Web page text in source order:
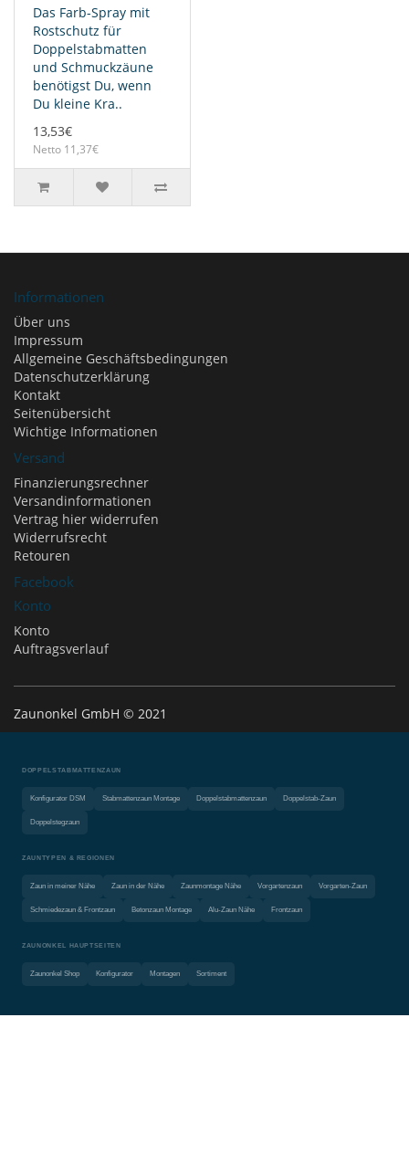
Das Farb-Spray mit
Rostschutz für
Doppelstabmatten
und Schmuckzäune
benötigst Du, wenn
Du kleine Kra..
13,53€
Netto 11,37€
Informationen
Über uns
Impressum
Allgemeine Geschäftsbedingungen
Datenschutzerklärung
Kontakt
Seitenübersicht
Wichtige Informationen
Versand
Finanzierungsrechner
Versandinformationen
Vertrag hier widerrufen
Widerrufsrecht
Retouren
Facebook
Konto
Konto
Auftragsverlauf
Zaunonkel GmbH © 2021
DOPPELSTABMATTENZAUN
Konfigurator DSM Stabmattenzaun Montage Doppelstabmattenzaun Doppelstab-Zaun
Doppelstegzaun
ZAUNTYPEN & REGIONEN
Zaun in meiner Nähe Zaun in der Nähe Zaunmontage Nähe Vorgartenzaun Vorgarten-Zaun
Schmiedezaun & Frontzaun Betonzaun Montage Alu-Zaun Nähe Frontzaun
ZAUNONKEL HAUPTSEITEN
Zaunonkel Shop Konfigurator Montagen Sortiment